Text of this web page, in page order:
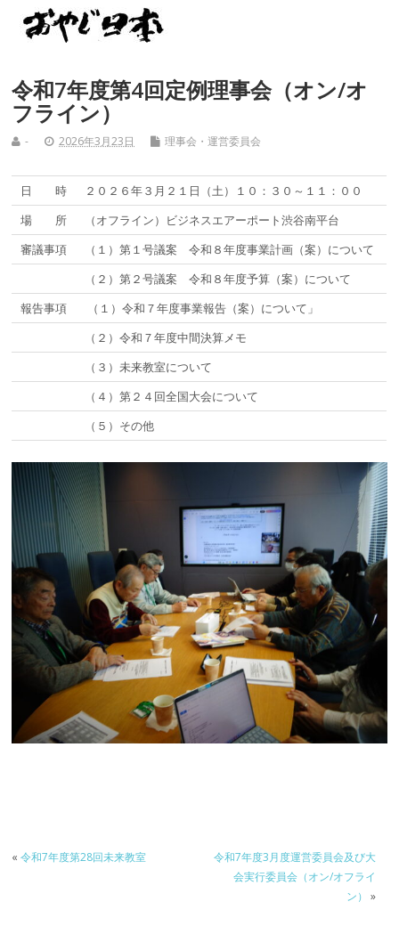
令和7年度第4回定例理事会（オン/オ
フライン）
- 2026年3月23日 理事会・運営委員会
日 時
２０２６年３月２１日（土）１０：３０～１１：００
場 所
（オフライン）ビジネスエアーポート渋谷南平台
審議事項
（１）第１号議案 令和８年度事業計画（案）について
（２）第２号議案 令和８年度予算（案）について
報告事項
（１）令和７年度事業報告（案）について」
（２）令和７年度中間決算メモ
（３）未来教室について
（４）第２４回全国大会について
（５）その他
«令和7年度第28回未来教室
令和7年度3月度運営委員会及び大
会実行委員会（オン/オフライ
ン） »